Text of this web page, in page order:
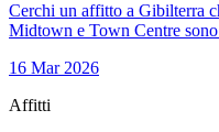
Cerchi un affitto a Gibilterra
Midtown e Town Centre
16 Mar 2026
Affitti